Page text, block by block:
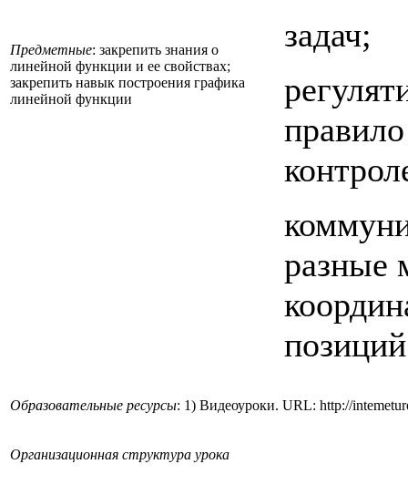
Предметные: закрепить знания о
линейной функции и ее свойствах;
закрепить навык построения графика
линейной функции
задач;
разные
Образовательные ресурсы: 1) Видеоуроки. URL: http://
Организационная структура урока